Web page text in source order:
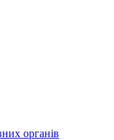
органів